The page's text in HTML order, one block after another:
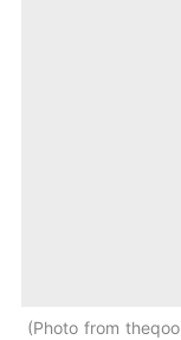
Photo from theqoo